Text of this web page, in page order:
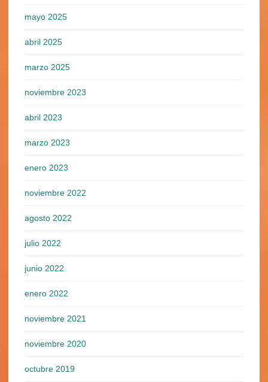
mayo 2025
abril 2025
marzo 2025
noviembre 2023
abril 2023
marzo 2023
enero 2023
noviembre 2022
agosto 2022
julio 2022
junio 2022
enero 2022
noviembre 2021
noviembre 2020
octubre 2019